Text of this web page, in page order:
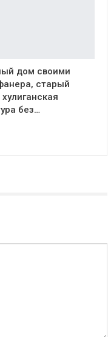
дом своими
старый
без…